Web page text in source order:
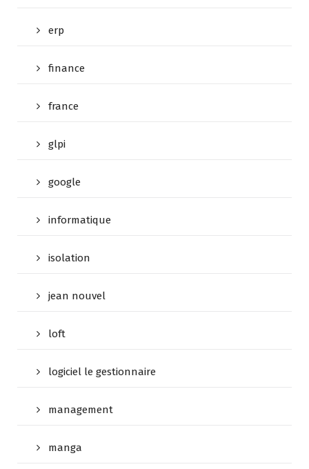
erp
finance
france
glpi
google
informatique
isolation
jean nouvel
loft
logiciel le gestionnaire
management
manga